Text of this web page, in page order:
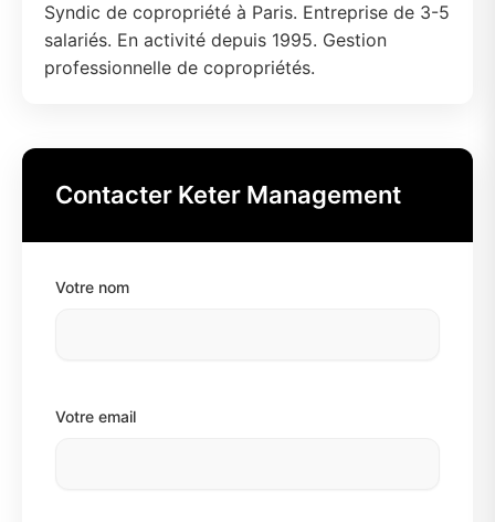
Syndic de copropriété à Paris. Entreprise de 3-5
salariés. En activité depuis 1995. Gestion
professionnelle de copropriétés.
Contacter Keter Management
Votre nom
Votre email